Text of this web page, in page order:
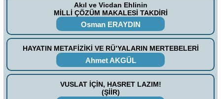
Akıl ve Vicdan Ehlinin
MİLLİ ÇÖZÜM MAKALESİ TAKDİRİ
Osman ERAYDIN
HAYATIN METAFİZİKİ VE RÜ’YALARIN MERTEBELERİ
Ahmet AKGÜL
VUSLAT İÇİN, HASRET LAZIM!
(ŞİİR)